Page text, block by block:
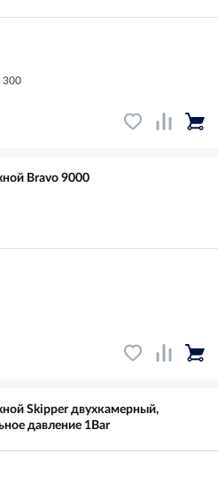
300
Bravo 9000
Skipper двухкамерный,
давление 1Bar